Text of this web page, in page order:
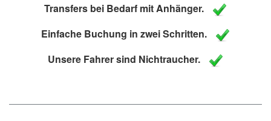
Transfers bei Bedarf mit Anhänger.
Einfache Buchung in zwei Schritten.
Unsere Fahrer sind Nichtraucher.